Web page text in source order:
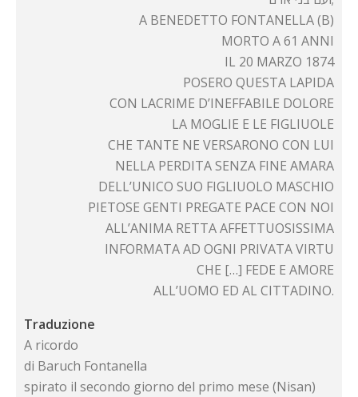
A BENEDETTO FONTANELLA (B)
MORTO A 61 ANNI
IL 20 MARZO 1874
POSERO QUESTA LAPIDA
CON LACRIME D’INEFFABILE DOLORE
LA MOGLIE E LE FIGLIUOLE
CHE TANTE NE VERSARONO CON LUI
NELLA PERDITA SENZA FINE AMARA
DELL’UNICO SUO FIGLIUOLO MASCHIO
PIETOSE GENTI PREGATE PACE CON NOI
ALL’ANIMA RETTA AFFETTUOSISSIMA
INFORMATA AD OGNI PRIVATA VIRTU
CHE […] FEDE E AMORE
ALL’UOMO ED AL CITTADINO.
Traduzione
A ricordo
di Baruch Fontanella
spirato il secondo giorno del primo mese (Nisan)